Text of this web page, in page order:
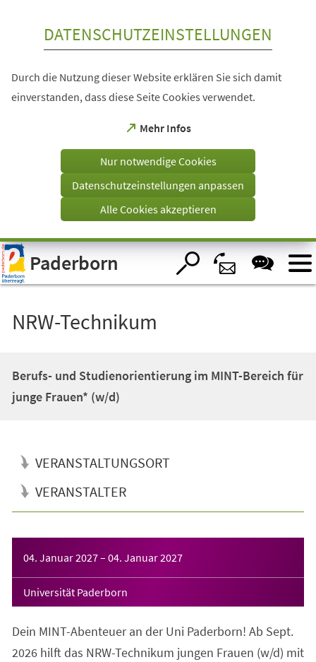
Visuelle
Assistenzsoftware
öffnen.
DATENSCHUTZEINSTELLUNGEN
Durch die Nutzung dieser Website erklären Sie sich damit
einverstanden, dass diese Seite Cookies verwendet.
Mehr Infos
(Öffnet
einem
Tab)
Nur notwendige Cookies
Datenschutzeinstellungen anpassen
Alle Cookies akzeptieren
Paderborn
NRW-Technikum
Berufs- und Studienorientierung im MINT-Bereich für
junge Frauen* (w/d)
VERANSTALTUNGSORT
VERANSTALTER
04. Januar 2027– 04. Januar 2027
Universität Paderborn
Dein MINT-Abenteuer an der Uni Paderborn! Ab Sept.
2026 hilft das NRW-Technikum jungen Frauen (w/d) mit